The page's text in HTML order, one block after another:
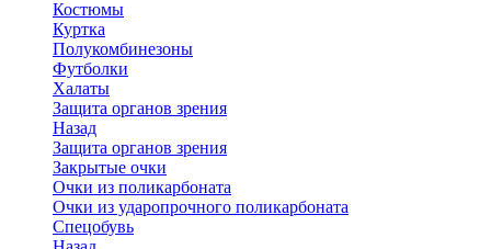
Костюмы
Куртка
Полукомбинезоны
Футболки
Халаты
Защита органов зрения
Назад
Защита органов зрения
Закрытые очки
Очки из поликарбоната
Очки из ударопрочного поликарбоната
Спецобувь